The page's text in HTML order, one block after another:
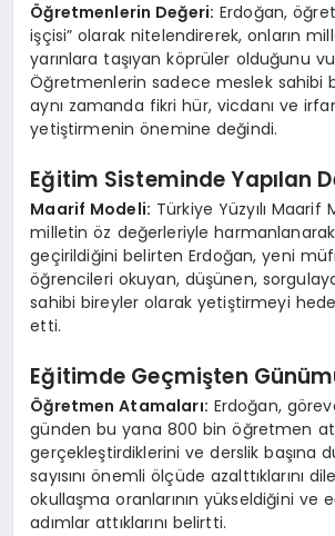
Öğretmenlerin Değeri: Erdoğan,
işçisi” olarak nitelendirerek, onların
yarınlara taşıyan köprüler olduğunu
Öğretmenlerin sadece meslek sahibi
aynı zamanda fikri hür, vicdanı ve
yetiştirmenin önemine değindi.
Eğitim Sisteminde Yapılan
Maarif Modeli: Türkiye Yüzyılı Maarif
milletin öz değerleriyle
geçirildiğini belirten Erdoğan, yeni
öğrencileri okuyan, düşünen,
sahibi bireyler olarak yetiştirmeyi
etti.
Eğitimde Geçmişten
Öğretmen Atamaları: Erdoğan,
günden bu yana 800 bin öğretmen
gerçekleştirdiklerini ve derslik başına
sayısını önemli ölçüde azalttıklarını
okullaşma oranlarının yükseldiğini ve
adımlar attıklarını belirtti.